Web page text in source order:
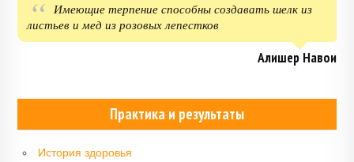
Имеющие терпение способны создавать шелк из
листьев и мед из розовых лепестков
Алишер Навои
Практика и результаты
История здоровья